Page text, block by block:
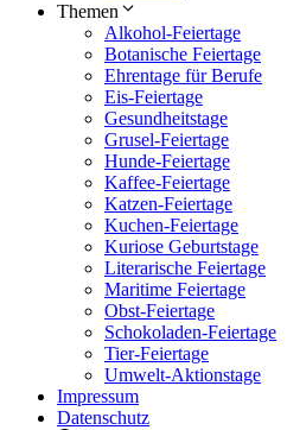
Themen
Alkohol-Feiertage
Botanische Feiertage
Ehrentage für Berufe
Eis-Feiertage
Gesundheitstage
Grusel-Feiertage
Hunde-Feiertage
Kaffee-Feiertage
Katzen-Feiertage
Kuchen-Feiertage
Kuriose Geburtstage
Literarische Feiertage
Maritime Feiertage
Obst-Feiertage
Schokoladen-Feiertage
Tier-Feiertage
Umwelt-Aktionstage
Impressum
Datenschutz